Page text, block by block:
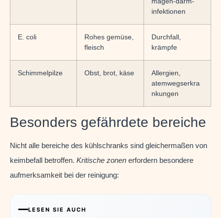
infektionen
E. coli
Rohes gemüse,
fleisch
Durchfall,
krämpfe
Schimmelpilze Obst, brot, käse
Allergien,
atemwegserkra
nkungen
Besonders gefährdete bereiche
Nicht alle bereiche des kühlschranks sind gleichermaßen von
keimbefall betroffen. Kritische zonen erfordern besondere
aufmerksamkeit bei der reinigung:
LESEN SIE AUCH